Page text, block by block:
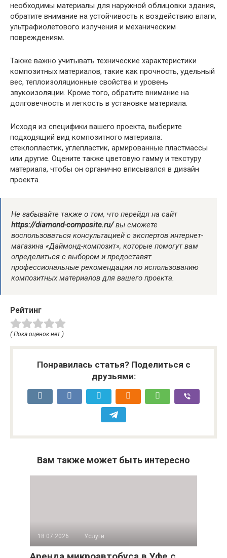
необходимы материалы для наружной облицовки здания,
обратите внимание на устойчивость к воздействию влаги,
ультрафиолетового излучения и механическим
повреждениям.
Также важно учитывать технические характеристики
композитных материалов, такие как прочность, удельный
вес, теплоизоляционные свойства и уровень
звукоизоляции. Кроме того, обратите внимание на
долговечность и легкость в установке материала.
Исходя из специфики вашего проекта, выберите
подходящий вид композитного материала:
стеклопластик, углепластик, армированные пластмассы
или другие. Оцените также цветовую гамму и текстуру
материала, чтобы он органично вписывался в дизайн
проекта.
Не забывайте также о том, что перейдя на сайт
https://diamond-composite.ru/вы сможете
воспользоваться консультацией с экспертов интернет-
магазина «Даймонд-композит», которые помогут вам
определиться с выбором и предоставят
профессиональные рекомендации по использованию
композитных материалов для вашего проекта.
Рейтинг
( Пока оценок нет )
Понравилась статья? Поделиться с
друзьями:
Вам также может быть интересно
18.07.2026 Услуги